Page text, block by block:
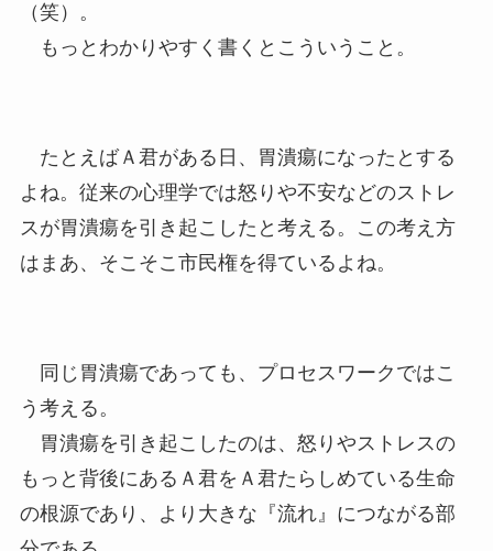
（笑）。
もっとわかりやすく書くとこういうこと。
たとえばＡ君がある日、胃潰瘍になったとする
よね。従来の心理学では怒りや不安などのストレ
スが胃潰瘍を引き起こしたと考える。この考え方
はまあ、そこそこ市民権を得ているよね。
同じ胃潰瘍であっても、プロセスワークではこ
う考える。
胃潰瘍を引き起こしたのは、怒りやストレスの
もっと背後にあるＡ君をＡ君たらしめている生命
の根源であり、より大きな『流れ』につながる部